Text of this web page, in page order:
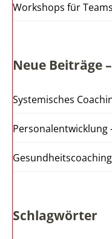
Workshops für
Neue Beiträge
Systemisches
Personalentwicklung
Schlagwörter